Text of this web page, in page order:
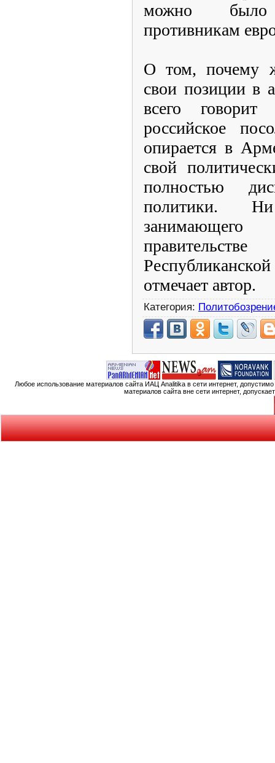
можно было
противникам
О том, почему
свои позиции в
всего
российское
опирается в
свой
полностью
политики.
отмечает автор.
Категория:
Любое использование материалов сайта ИАЦ Analitika в сети интернет,
материалов сайта вне сети интернет,